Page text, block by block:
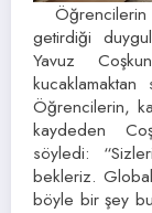
getirdiği
Yavuz
Öğrencilerin,
kaydeden
söyledi:
bekleriz.
böyle bir şey